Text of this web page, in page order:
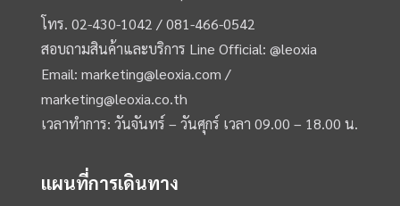
โทร.02-430-1042 /081-466-0542
สอบถามสินค้าและบริการ Line Official:@leoxia
Email:marketing@leoxia.com /
marketing@leoxia.co.th
เวลาทำการ: วันจันทร์ – วันศุกร์ เวลา 09.00 – 18.00 น.
แผนที่การเดินทาง